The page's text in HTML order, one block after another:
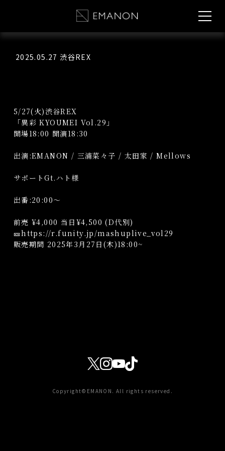
2025.05.27 渋谷REX
5/27(火)渋谷REX
「異彩 KYOUMEI Vol.29」
開場18:00 開演18:30
出演:EMANON / 三浦菜々子 / 太田家 / Mellows
サポートGt.ハト様
出番:20:00〜
前売 ¥4,000 当日¥4,500 (D代別)
🎫https://r.funity.jp/mashuplive_vol29
販売期間 2025年3月27日(木)18:00~
Copyright©EMANON. All rights reserved.